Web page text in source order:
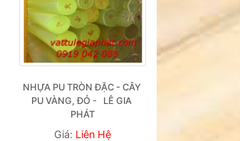
NHỰA PU TRÒN ĐẶC - CÂY
PU VÀNG, ĐỎ -   LÊ GIA
PHÁT
Giá: Liên Hệ